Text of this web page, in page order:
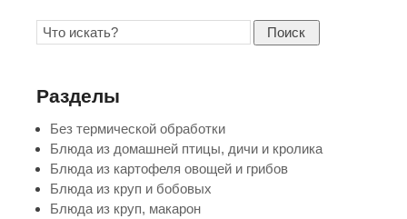
Поиск
Разделы
Без термической обработки
Блюда из домашней птицы, дичи и кролика
Блюда из картофеля овощей и грибов
Блюда из круп и бобовых
Блюда из круп, макарон